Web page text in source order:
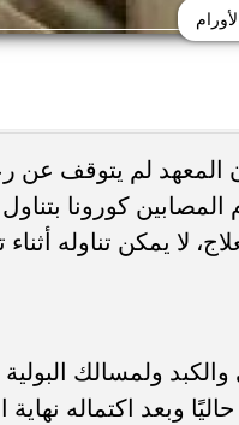
المعهد لم يتوقف عن
كورونا
لا يمكن تناوله أثناء
ولمسالك البولية
وبعد اكتماله نهاية